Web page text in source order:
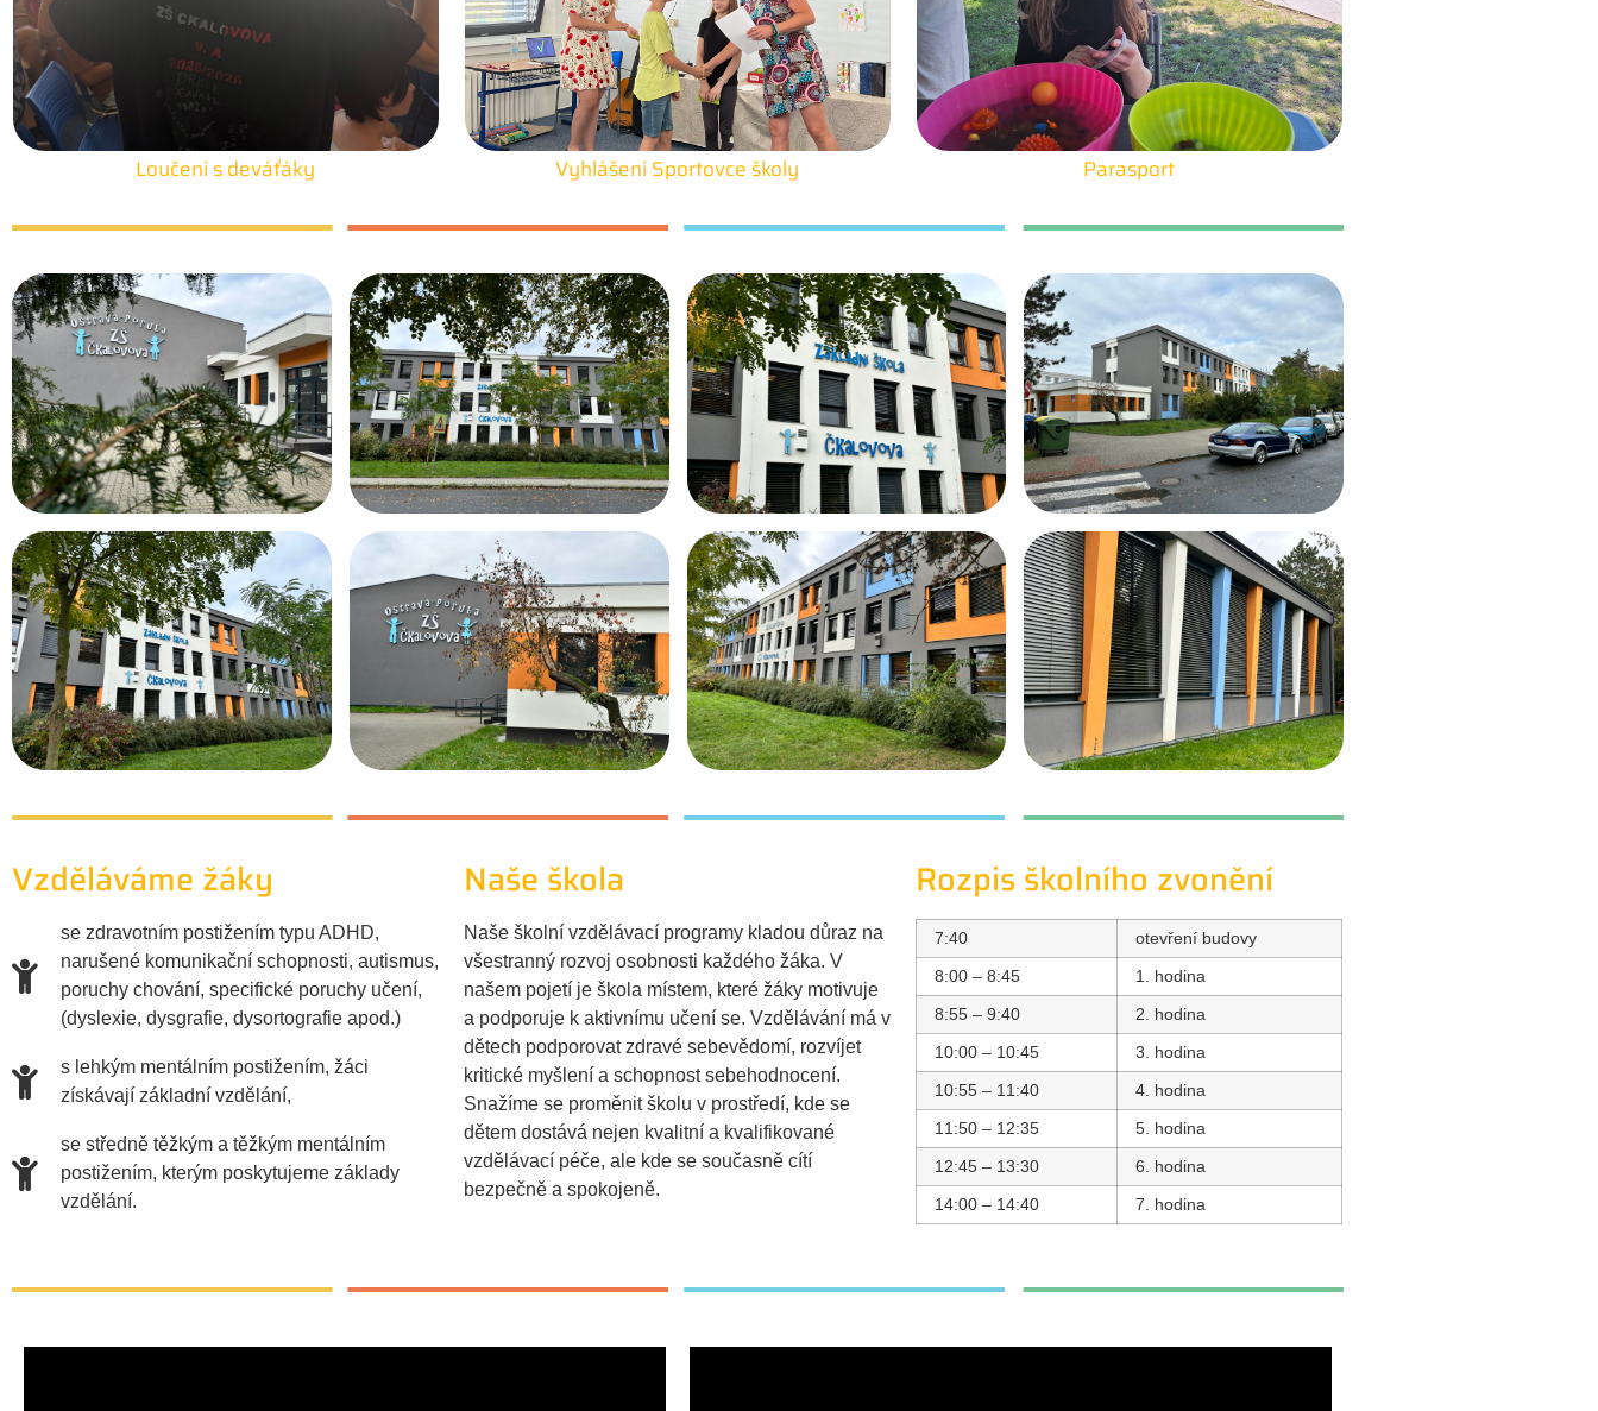
Loučení s deváťáky Vyhlášení Sportovce školy Parasport
Vzděláváme žáky
se zdravotním postižením typu ADHD,
narušené komunikační schopnosti, autismus,
poruchy chování, specifické poruchy učení,
(dyslexie, dysgrafie, dysortografie apod.)
s lehkým mentálním postižením, žáci
získávají základní vzdělání,
se středně těžkým a těžkým mentálním
postižením, kterým poskytujeme základy
vzdělání.
Naše škola
Naše školní vzdělávací programy kladou důraz na
všestranný rozvoj osobnosti každého žáka. V
našem pojetí je škola místem, které žáky motivuje
a podporuje k aktivnímu učení se. Vzdělávání má v
dětech podporovat zdravé sebevědomí, rozvíjet
kritické myšlení a schopnost sebehodnocení.
Snažíme se proměnit školu v prostředí, kde se
dětem dostává nejen kvalitní a kvalifikované
vzdělávací péče, ale kde se současně cítí
bezpečně a spokojeně.
Rozpis školního zvonění
7:40
otevření budovy
8:00 – 8:45
1. hodina
8:55 – 9:40
2. hodina
10:00 – 10:45
3. hodina
10:55 – 11:40
4. hodina
11:50 – 12:35
5. hodina
12:45 – 13:30
6. hodina
14:00 – 14:40
7. hodina